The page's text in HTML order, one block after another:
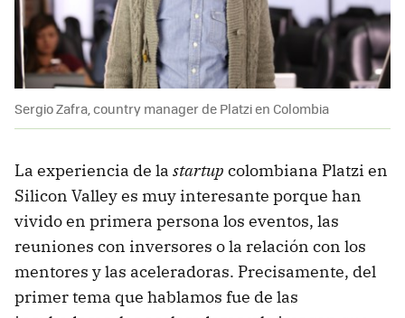
Sergio Zafra, country manager de Platzi en Colombia
La experiencia de la startup colombiana Platzi en
Silicon Valley es muy interesante porque han
vivido en primera persona los eventos, las
reuniones con inversores o la relación con los
mentores y las aceleradoras. Precisamente, del
primer tema que hablamos fue de las